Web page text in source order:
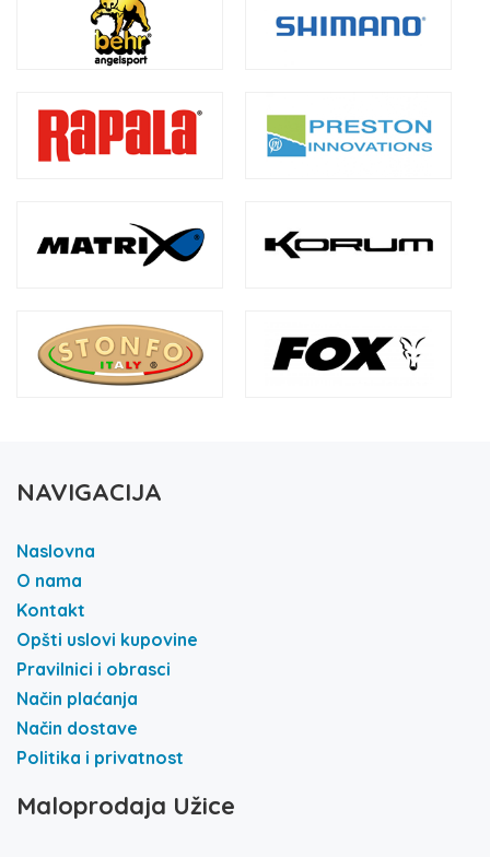
NAVIGACIJA
Naslovna
O nama
Kontakt
Opšti uslovi kupovine
Pravilnici i obrasci
Način plaćanja
Način dostave
Politika i privatnost
Maloprodaja Užice